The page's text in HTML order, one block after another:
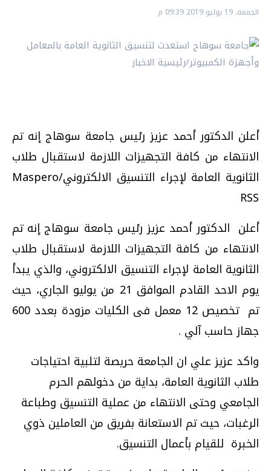
الجمعة، 19 يوليو 2019 09:39 م
أعلن الدكتور أحمد عزيز رئيس جامعة سوهاج إنه تم
الانتهاء من كافة التجهيزات اللازمة لاستقبال طلاب
الثانوية العامة لإجراء التنسيق الالكتروني/Maspero
RSS
أعلن الدكتور أحمد عزيز رئيس جامعة سوهاج إنه تم
الانتهاء من كافة التجهيزات اللازمة لاستقبال طلاب
الثانوية العامة لإجراء التنسيق الالكتروني، والذي يبدأ
يوم الاحد القادم الموافق 21 من يوليو الجاري، حيث
تم تخصيص 12 معمل فى الكليات مزودة بعدد 600
جهاز حاسب آلي .
واكد عزيز علي ان الجامعة حريصة لتلبية احتياجات
طلاب الثانوية العامة، بداية من دخولهم الحرم
الجامعي وحتى الانتهاء من عملية التنسيق وطباعة
الرغبات، حيث تم الاستعانة بفريق من العاملين ذوي
الخبرة للقيام بأعمال التنسيق.